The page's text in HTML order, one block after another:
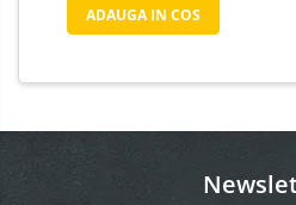
ADAUGA IN COS